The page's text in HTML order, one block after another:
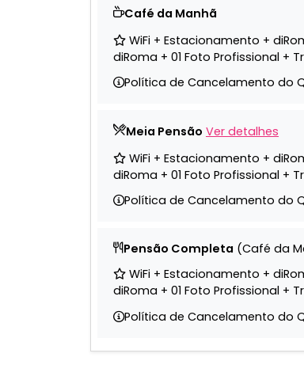
Café da Manhã
WiFi + Estacionamento +
diRoma + 01 Foto Profissional +
Política de Cancelamento do
Meia Pensão Ver detalhes
WiFi + Estacionamento +
diRoma + 01 Foto Profissional +
Política de Cancelamento do
Pensão Completa (Café da
WiFi + Estacionamento +
diRoma + 01 Foto Profissional +
Política de Cancelamento do